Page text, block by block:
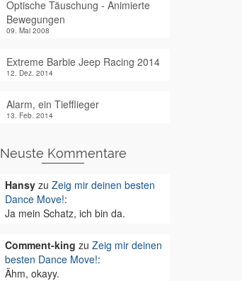
Optische Täuschung - Animierte
Bewegungen
09. Mai 2008
Extreme Barbie Jeep Racing 2014
12. Dez. 2014
Alarm, ein Tiefflieger
13. Feb. 2014
Neuste Kommentare
Hansyzu Zeig mir deinen besten
Dance Move!:
Ja mein Schatz, ich bin da.
Comment-king zu Zeig mir deinen
besten Dance Move!:
Ähm, okayy.